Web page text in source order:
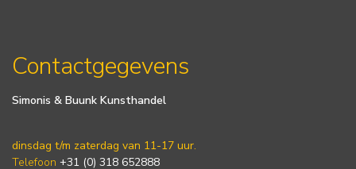
Contactgegevens
Simonis & Buunk Kunsthandel
dinsdag t/m zaterdag van 11-17 uur.
Telefoon +31 (0) 318 652888